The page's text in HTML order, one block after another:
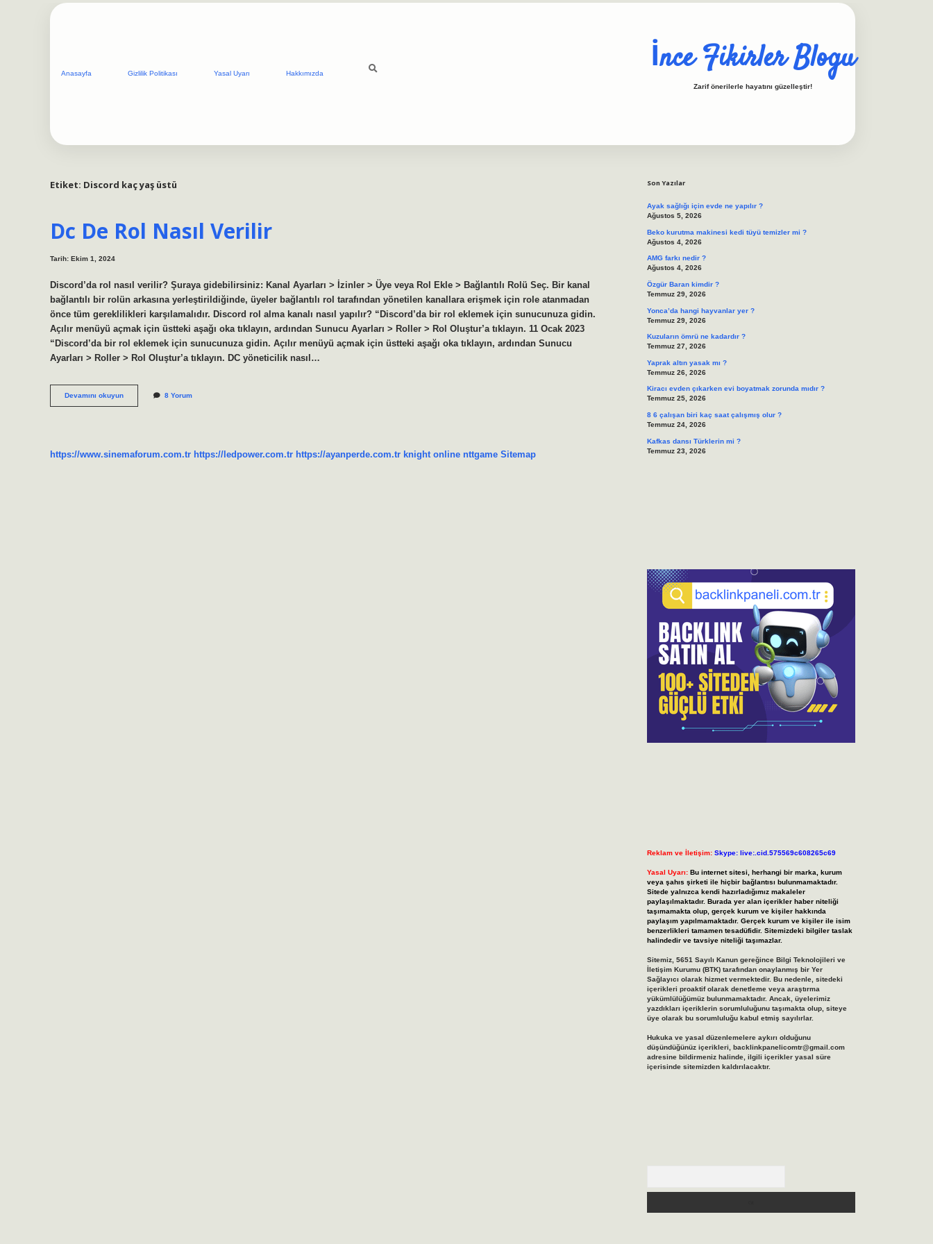
Anasayfa Gizlilik Politikası Yasal Uyarı Hakkımızda İnce Fikirler Blogu
Zarif önerilerle hayatını güzelleştir!
Etiket: Discord kaç yaş üstü
Dc De Rol Nasıl Verilir
Tarih: Ekim 1, 2024
Discord’da rol nasıl verilir? Şuraya gidebilirsiniz: Kanal Ayarları > İzinler > Üye veya Rol Ekle > Bağlantılı Rolü Seç. Bir kanal
bağlantılı bir rolün arkasına yerleştirildiğinde, üyeler bağlantılı rol tarafından yönetilen kanallara erişmek için role atanmadan
önce tüm gereklilikleri karşılamalıdır. Discord rol alma kanalı nasıl yapılır? “Discord’da bir rol eklemek için sunucunuza gidin.
Açılır menüyü açmak için üstteki aşağı oka tıklayın, ardından Sunucu Ayarları > Roller > Rol Oluştur’a tıklayın. 11 Ocak 2023
“Discord’da bir rol eklemek için sunucunuza gidin. Açılır menüyü açmak için üstteki aşağı oka tıklayın, ardından Sunucu
Ayarları > Roller > Rol Oluştur’a tıklayın. DC yöneticilik nasıl…
Devamını okuyunDc
De
8 Yorum
https://www.sinemaforum.com.tr https://ledpower.com.tr https://ayanperde.com.tr knight online nttgame Sitemap
Son Yazılar
Ayak sağlığı için evde ne yapılır ?
Ağustos 5, 2026
Beko kurutma makinesi kedi tüyü temizler mi ?
Ağustos 4, 2026
AMG farkı nedir ?
Ağustos 4, 2026
Özgür Baran kimdir ?
Temmuz 29, 2026
Yonca’da hangi hayvanlar yer ?
Temmuz 29, 2026
Kuzuların ömrü ne kadardır ?
Temmuz 27, 2026
Yaprak altın yasak mı ?
Temmuz 26, 2026
Kiracı evden çıkarken evi boyatmak zorunda mıdır ?
Temmuz 25, 2026
8 6 çalışan biri kaç saat çalışmış olur ?
Temmuz 24, 2026
Kafkas dansı Türklerin mi ?
Temmuz 23, 2026
Reklam ve İletişim: Skype: live:.cid.575569c608265c69
Yasal Uyarı: Bu internet sitesi, herhangi bir marka, kurum
veya şahıs şirketi ile hiçbir bağlantısı bulunmamaktadır.
Sitede yalnızca kendi hazırladığımız makaleler
paylaşılmaktadır. Burada yer alan içerikler haber niteliği
taşımamakta olup, gerçek kurum ve kişiler hakkında
paylaşım yapılmamaktadır. Gerçek kurum ve kişiler ile isim
benzerlikleri tamamen tesadüfidir. Sitemizdeki bilgiler taslak
halindedir ve tavsiye niteliği taşımazlar.
Sitemiz, 5651 Sayılı Kanun gereğince Bilgi Teknolojileri ve
İletişim Kurumu (BTK) tarafından onaylanmış bir Yer
Sağlayıcı olarak hizmet vermektedir. Bu nedenle, sitedeki
içerikleri proaktif olarak denetleme veya araştırma
yükümlülüğümüz bulunmamaktadır. Ancak, üyelerimiz
yazdıkları içeriklerin sorumluluğunu taşımakta olup, siteye
üye olarak bu sorumluluğu kabul etmiş sayılırlar.
Hukuka ve yasal düzenlemelere aykırı olduğunu
düşündüğünüz içerikleri, backlinkpanelicomtr@gmail.com
adresine bildirmeniz halinde, ilgili içerikler yasal süre
içerisinde sitemizden kaldırılacaktır.